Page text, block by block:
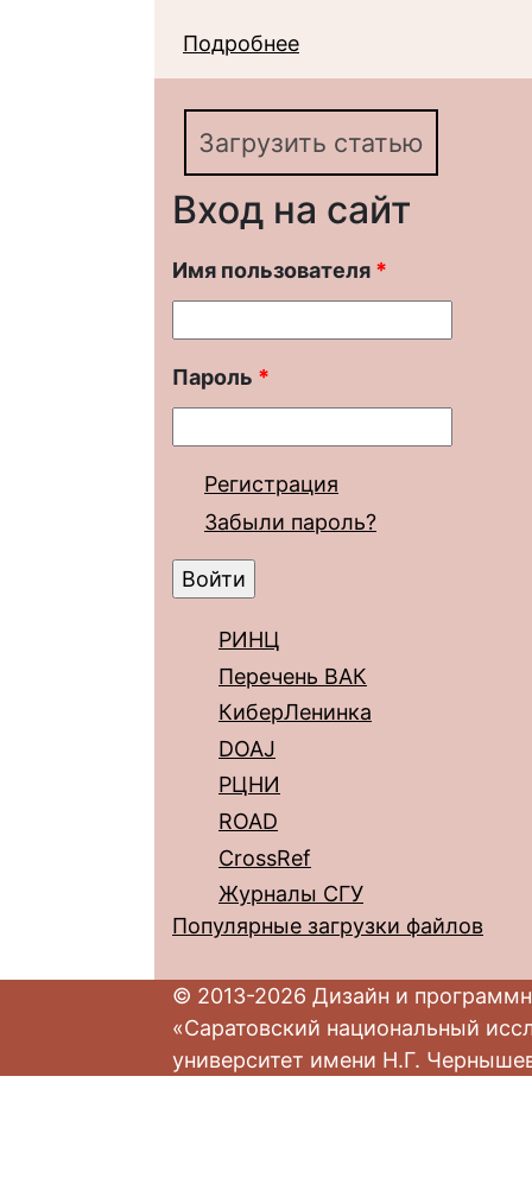
Подробнее
Загрузить статью
Вход на сайт
Имя пользователя *
Пароль *
Регистрация
Забыли пароль?
РИНЦ
Перечень ВАК
КиберЛенинка
DOAJ
РЦНИ
ROAD
CrossRef
Журналы СГУ
Популярные загрузки файлов
© 2013-2026 Дизайн и
«Саратовский национальный
университет имени Н.Г.